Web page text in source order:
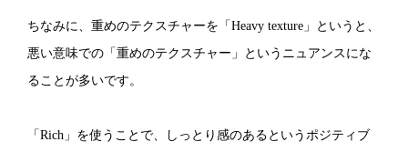
ちなみに、重めのテクスチャーを「Heavy texture」というと、
悪い意味での「重めのテクスチャー」というニュアンスにな
ることが多いです。
「Rich」を使うことで、しっとり感のあるというポジティブ